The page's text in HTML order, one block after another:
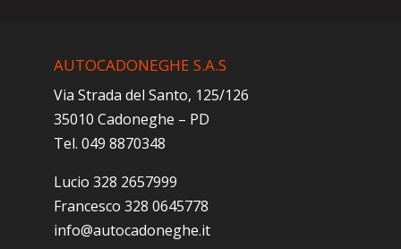
AUTOCADONEGHE S.A.S
Via Strada del Santo, 125/126
35010 Cadoneghe – PD
Tel. 049 8870348
Lucio 328 2657999
Francesco 328 0645778
info@autocadoneghe.it